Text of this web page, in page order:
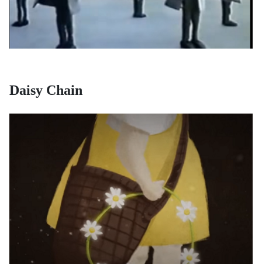
Daisy Chain